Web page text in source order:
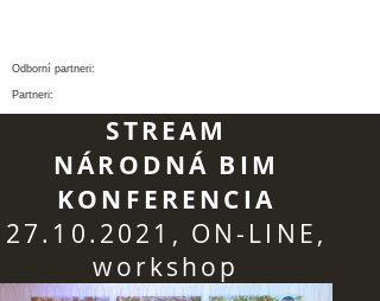
Odborní partneri:
Partneri:
STREAM
NÁRODNÁ BIM
KONFERENCIA
27.10.2021 , ON-LINE,
workshop